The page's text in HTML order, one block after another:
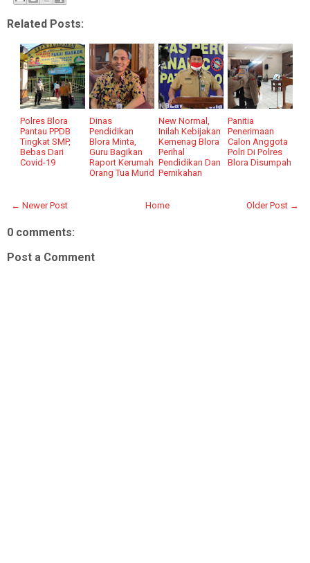
Related Posts:
Polres Blora
Pantau PPDB
Tingkat SMP,
Bebas Dari
Covid-19
Dinas
Pendidikan
Blora Minta,
Guru Bagikan
Raport Kerumah
Orang Tua Murid
New Normal,
Inilah Kebijakan
Kemenag Blora
Perihal
Pendidikan Dan
Pernikahan
Panitia
Penerimaan
Calon Anggota
Polri Di Polres
Blora Disumpah
← Newer Post Older Post →
Home
0 comments:
Post a Comment